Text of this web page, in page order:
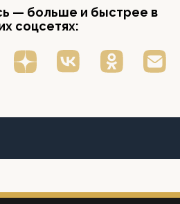
— больше и быстрее в
соцсетях: